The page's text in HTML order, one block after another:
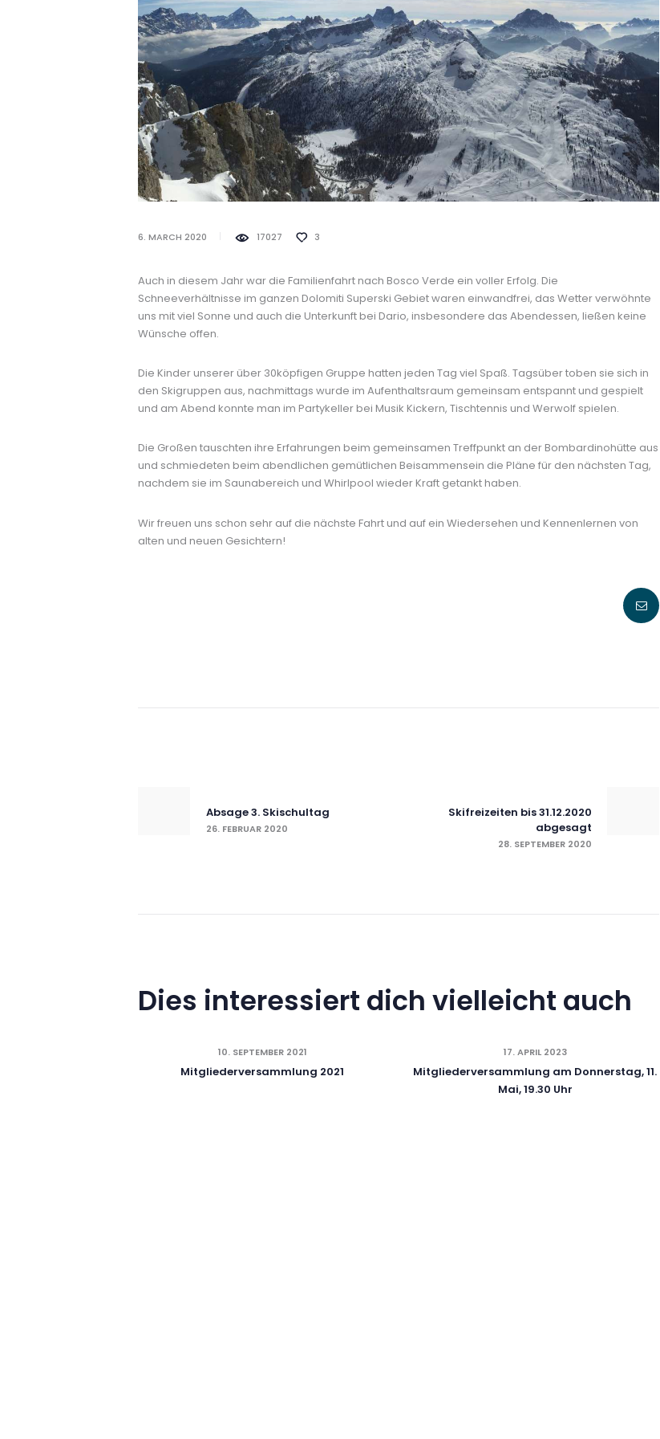
6. MARCH 2020 17027 3
Auch in diesem Jahr war die Familienfahrt nach Bosco Verde ein voller Erfolg. Die
Schneeverhältnisse im ganzen Dolomiti Superski Gebiet waren einwandfrei, das Wetter verwöhnte
uns mit viel Sonne und auch die Unterkunft bei Dario, insbesondere das Abendessen, ließen keine
Wünsche offen.
Die Kinder unserer über 30köpfigen Gruppe hatten jeden Tag viel Spaß. Tagsüber toben sie sich in
den Skigruppen aus, nachmittags wurde im Aufenthaltsraum gemeinsam entspannt und gespielt
und am Abend konnte man im Partykeller bei Musik Kickern, Tischtennis und Werwolf spielen.
Die Großen tauschten ihre Erfahrungen beim gemeinsamen Treffpunkt an der Bombardinohütte aus
und schmiedeten beim abendlichen gemütlichen Beisammensein die Pläne für den nächsten Tag,
nachdem sie im Saunabereich und Whirlpool wieder Kraft getankt haben.
Wir freuen uns schon sehr auf die nächste Fahrt und auf ein Wiedersehen und Kennenlernen von
alten und neuen Gesichtern!
Beitragsnavigation
Absage 3. Skischultag
26. FEBRUAR 2020
Skifreizeiten bis 31.12.2020
abgesagt
28. SEPTEMBER 2020
Dies interessiert dich vielleicht auch
10. SEPTEMBER 2021
Mitgliederversammlung 2021
17. APRIL 2023
Mitgliederversammlung am Donnerstag, 11.
Mai, 19.30 Uhr